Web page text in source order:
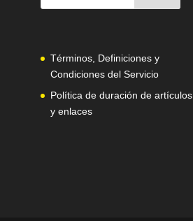
Términos, Definiciones y
Condiciones del Servicio
Política de duración de artículos
y enlaces